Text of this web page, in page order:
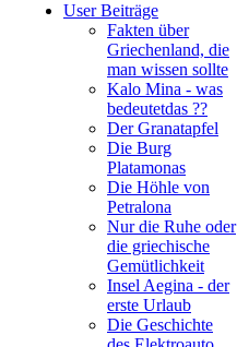
User Beiträge
Fakten über
Griechenland, die
man wissen sollte
Kalo Mina - was
bedeutetdas ??
Der Granatapfel
Die Burg
Platamonas
Die Höhle von
Petralona
Nur die Ruhe oder
die griechische
Gemütlichkeit
Insel Aegina - der
erste Urlaub
Die Geschichte